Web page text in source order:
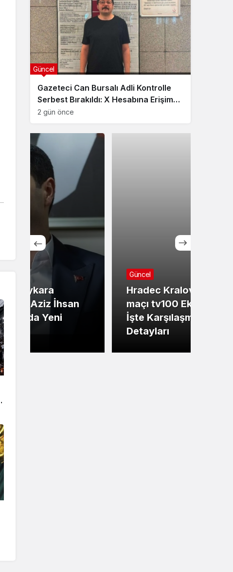
Gazeteci Can Bursalı Adli Kontrolle
Serbest Bırakıldı: X Hesabına Erişim
Engeli Getirildi
2 gün önce
Güncel
Hradec Kralove Beşiktaş
maçı tv100 Ekranlarında:
İşte Karşılaşmanın